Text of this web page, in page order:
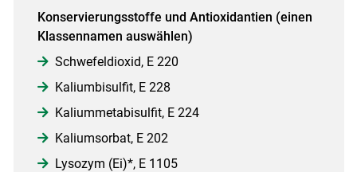
Konservierungsstoffe und Antioxidantien (einen
Klassennamen auswählen)
Schwefeldioxid, E 220
Kaliumbisulfit, E 228
Kaliummetabisulfit, E 224
Kaliumsorbat, E 202
Lysozym (Ei)*, E 1105